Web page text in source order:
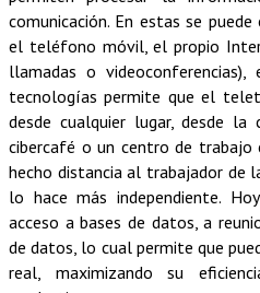
comunicación. En estas se
el teléfono móvil, el propio
llamadas o videoconferencias),
tecnologías permite que el
desde cualquier lugar, desde
cibercafé o un centro de trabajo
hecho distancia al trabajador de
lo hace más independiente.
acceso a bases de datos, a
de datos, lo cual permite que
real, maximizando su